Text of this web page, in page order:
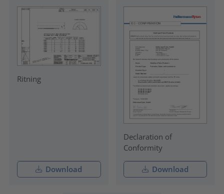
Ritning
Download
Declaration of
Conformity
Download